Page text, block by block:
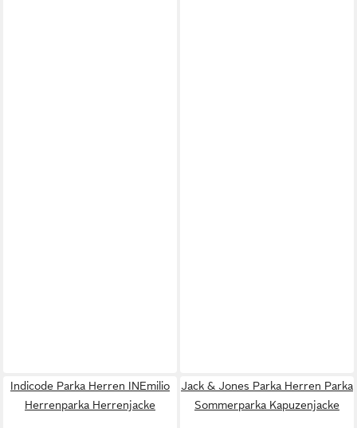
Indicode Parka Herren INEmilio
Herrenparka Herrenjacke
Jack & Jones Parka Herren Parka
Sommerparka Kapuzenjacke